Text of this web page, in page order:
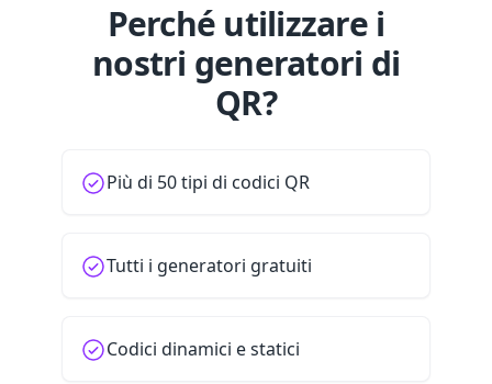
Perché utilizzare i
nostri generatori di
QR?
Più di 50 tipi di codici QR
Tutti i generatori gratuiti
Codici dinamici e statici